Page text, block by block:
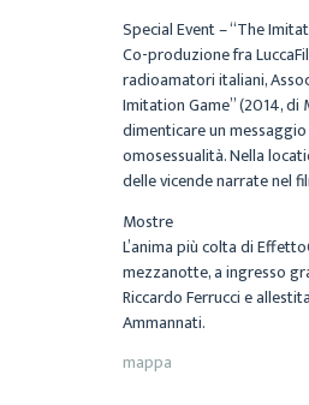
Special Event – “The
Co-produzione fra
radioamatori italiani,
Imitation Game” (2014,
dimenticare un
omosessualità. Nella
delle vicende narrate nel
Mostre
L’anima più colta di
mezzanotte, a ingresso
Riccardo Ferrucci e
Ammannati.
mappa